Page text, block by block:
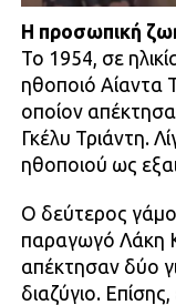
Η προσωπική
Το 1954, σε
ηθοποιό Αίαντα
οποίον
Γκέλυ Τριάντη.
ηθοποιού ως
Ο δεύτερος
παραγωγό Λάκη
απέκτησαν δύο
διαζύγιο.